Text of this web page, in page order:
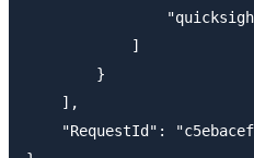
            ]
        }
    ],
"RequestId":